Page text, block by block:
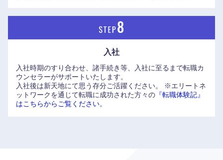
入社
入社時期のすり合わせ、諸手続き等、入社に至るまで転職カ
ウンセラーがサポートいたします。
入社後は新天地にて思う存分ご活躍ください。
※エリートネ
ットワークを通じて転職に成功された方々の 『転職体験記』
はこちらからご覧ください。